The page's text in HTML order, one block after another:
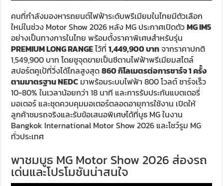
คนที่กำลังมองหารถยนต์ไฟฟ้าระดับพรีเมียมในไทยมีตัวเลือก
ใหม่ในช่วง Motor Show 2026 หลัง MG ประกาศเปิดตัวMG IM5
อย่างเป็นทางการในไทย พร้อมตั้งราคาพิเศษสำหรับรุ่น
PREMIUM LONG RANGEไว้ที่1,449,900 บาทจากราคาปกติ
1,549,900 บาท โดยชูจุดขายเป็นซีดานไฟฟ้าพรีเมียมสไตล์
สปอร์ตคูเป้ที่วิ่งได้ไกลสูงสุด860 กิโลเมตรต่อการชาร์จ 1 ครั้ง
ตามมาตรฐาน NEDC มาพร้อมระบบไฟฟ้า 800 โวลต์ ชาร์จเร็ว
10-80% ในเวลาน้อยกว่า 18 นาที และการรับประกันแบตเตอรี่
มอเตอร์ และชุดควบคุมมอเตอร์ตลอดอายุการใช้งาน เปิดให้
ลูกค้าชมรถจริงและรับข้อเสนอพิเศษได้ที่บูธ MG ในงาน
Bangkok International Motor Show 2026 และโชว์รูม MG
ทั่วประเทศ
พาชมบูธ MG Motor Show 2026 ส่องรถ
เด่นและโปรโมชันน่าสนใจ